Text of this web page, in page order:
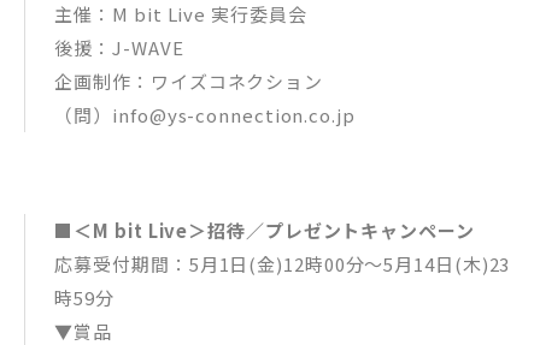
主催：M bit Live 実⾏委員会
後援：J-WAVE
企画制作：ワイズコネクション
（問）info@ys-connection.co.jp
■＜M bit Live＞招待／プレゼントキャンペーン
応募受付期間：5月1日(金)12時00分～5月14日(木)23
時59分
▼賞品